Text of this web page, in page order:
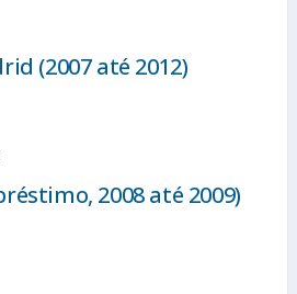
(2007 até 2012)
2008 até 2009)